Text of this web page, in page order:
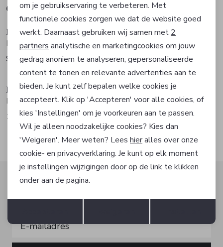
Gerelateerde producten
Hugo Boss
Polo
99,95
Hugo Boss
Polo
99,95
Hugo Boss
Polo
109,95
Hugo Boss
T-shirt
69,95
Altijd als eerste op de hoogte zijn?
Personalisatie cookies
Analytische cookies
Marketing cookies
Terug Opslaan
om je gebruikservaring te verbeteren. Met
functionele cookies zorgen we dat de website goed
werkt. Daarnaast gebruiken wij samen met 2
partners analytische en marketingcookies om jouw
gedrag anoniem te analyseren, gepersonaliseerde
content te tonen en relevante advertenties aan te
bieden. Je kunt zelf bepalen welke cookies je
accepteert. Klik op 'Accepteren' voor alle cookies, of
kies 'Instellingen' om je voorkeuren aan te passen.
Wil je alleen noodzakelijke cookies? Kies dan
'Weigeren'. Meer weten? Lees hieralles over onze
cookie- en privacyverklaring. Je kunt op elk moment
je instellingen wijzigingen door op de link te klikken
onder aan de pagina.